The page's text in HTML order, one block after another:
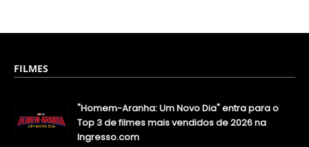
FILMES
"Homem-Aranha: Um Novo Dia" entra para o
Top 3 de filmes mais vendidos de 2026 na
Ingresso.com